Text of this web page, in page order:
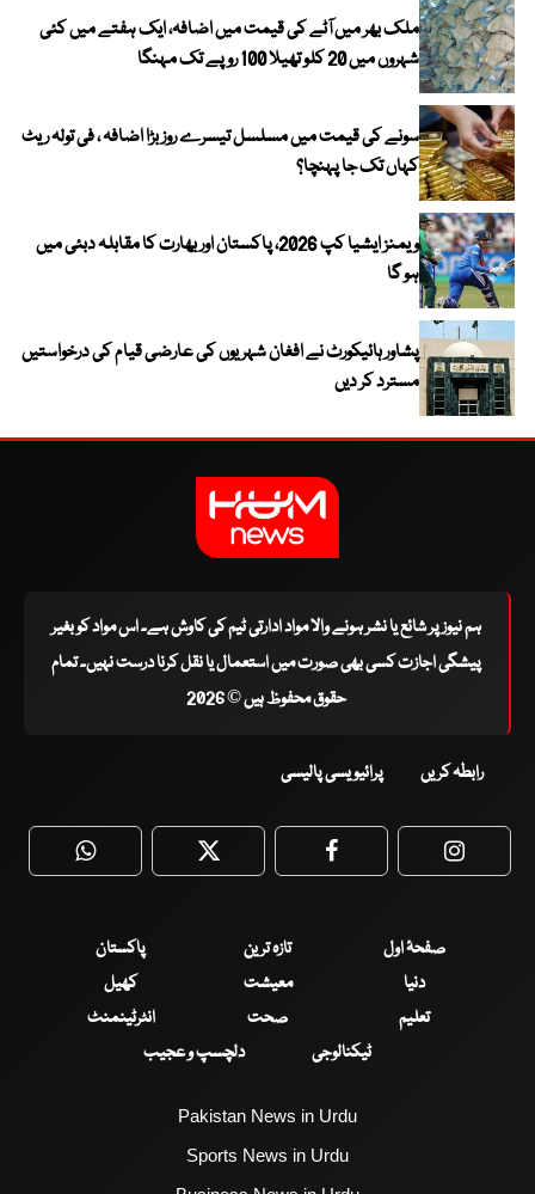
ملک بھر میں آٹے کی قیمت میں اضافہ، ایک ہفتے میں کئی
شہروں میں 20 کلو تھیلا 100 روپے تک مہنگا
سونے کی قیمت میں مسلسل تیسرے روز بڑا اضافہ ، فی تولہ ریٹ
کہاں تک جا پہنچا؟
ویمنز ایشیا کپ 2026، پاکستان اور بھارت کا مقابلہ دبئی میں
ہو گا
پشاور ہائیکورٹ نے افغان شہریوں کی عارضی قیام کی درخواستیں
مسترد کر دیں
ہم نیوز پر شائع یا نشر ہونے والا مواد ادارتی ٹیم کی کاوش ہے۔ اس مواد کو بغیر
پیشگی اجازت کسی بھی صورت میں استعمال یا نقل کرنا درست نہیں۔ تمام
حقوق محفوظ ہیں © 2026
رابطہ کریں پرائیویسی پالیسی
WhatsApp Twitter Facebook
صفحۂ اول تازہ ترین
پاکستان
دنیا
معیشت
کھیل
تعلیم
صحت
انٹرٹینمنٹ
ٹیکنالوجی
دلچسپ و عجیب
Pakistan News in Urdu
Sports News in Urdu